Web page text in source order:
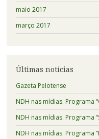
maio 2017
março 2017
Últimas notícias
Gazeta Pelotense
NDH nas mídias. Programa
NDH nas mídias. Programa
NDH nas mídias. Programa